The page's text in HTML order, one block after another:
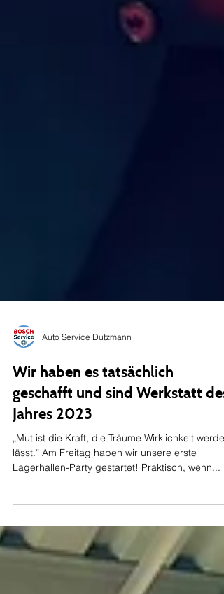
Auto Service Dutzmann
Wir haben es tatsächlich
geschafft und sind Werkstatt des
Jahres 2023
„Mut ist die Kraft, die Träume Wirklichkeit werden